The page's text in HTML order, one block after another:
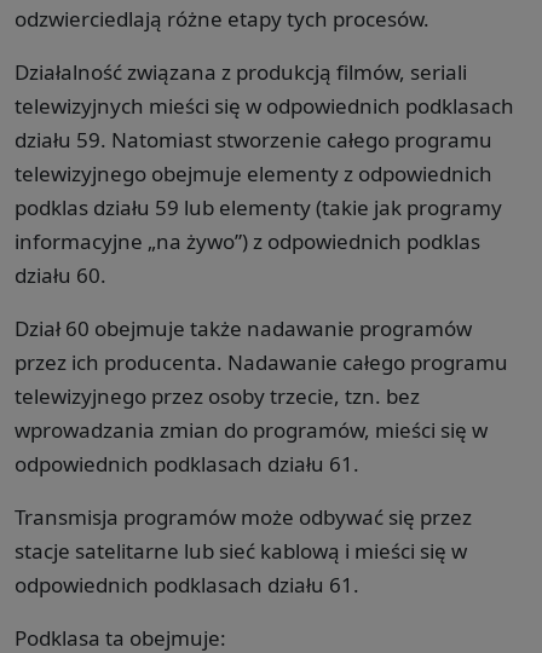
odzwierciedlają różne etapy tych procesów.
Działalność związana z produkcją filmów, seriali
telewizyjnych mieści się w odpowiednich podklasach
działu 59. Natomiast stworzenie całego programu
telewizyjnego obejmuje elementy z odpowiednich
podklas działu 59 lub elementy (takie jak programy
informacyjne „na żywo”) z odpowiednich podklas
działu 60.
Dział 60 obejmuje także nadawanie programów
przez ich producenta. Nadawanie całego programu
telewizyjnego przez osoby trzecie, tzn. bez
wprowadzania zmian do programów, mieści się w
odpowiednich podklasach działu 61.
Transmisja programów może odbywać się przez
stacje satelitarne lub sieć kablową i mieści się w
odpowiednich podklasach działu 61.
Podklasa ta obejmuje: